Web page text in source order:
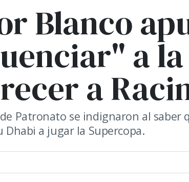
Blanco
a la
a
Patronato se indignaron al saber
Dhabi a jugar la Supercopa.